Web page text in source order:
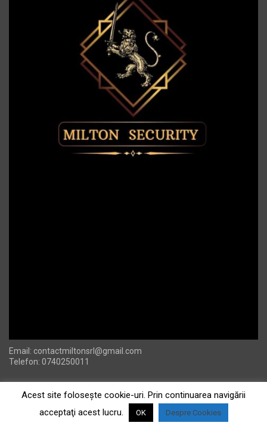
Email: contactmiltonsrl@gmail.com
Telefon: 0740250011
Acest site foloseşte cookie-uri. Prin continuarea navigării
acceptaţi acest lucru.
OK Despre Cookies